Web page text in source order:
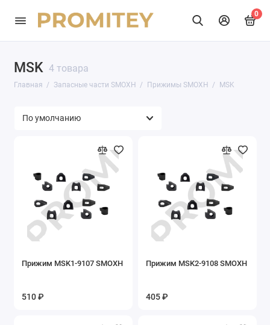
0
MSK 4 товара
Главная Запасные части SMOXH Прижимы SMOXH MSK
Прижим MSK1-9107 SMOXH
510 ₽
Прижим MSK2-9108 SMOXH
405 ₽